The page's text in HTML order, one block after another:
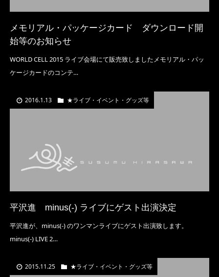
メモリアル・パッケージカード ダウンロード開
始等のお知らせ
WORLD CELL 2015 ライブ会場にて販売致しましたメモリアル・パッ
ケージカードのコンテ…
2016.1.13 ★ライブ・イベント・グッズ等
平沢進 minus(-) ライブにゲスト出演決定
平沢進が、minus(-) のワンマンライブにゲスト出演致します。
minus(-) LIVE 2…
2015.11.25 ★ライブ・イベント・グッズ等